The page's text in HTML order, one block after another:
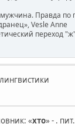
Правда по
Vesle Anne
переход
«хто» - .